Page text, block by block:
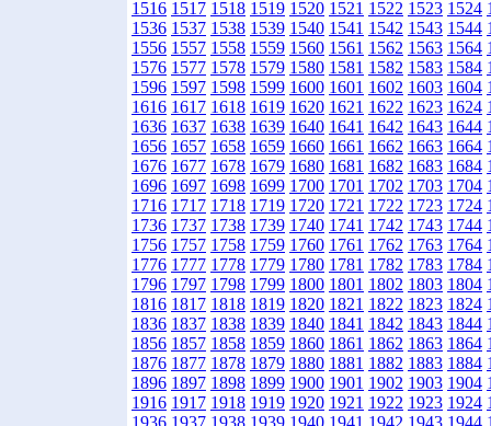
1516 1517 1518 1519 1520 1521 1522 1523 1524
1536 1537 1538 1539 1540 1541 1542 1543 1544
1556 1557 1558 1559 1560 1561 1562 1563 1564
1576 1577 1578 1579 1580 1581 1582 1583 1584
1596 1597 1598 1599 1600 1601 1602 1603 1604
1616 1617 1618 1619 1620 1621 1622 1623 1624
1636 1637 1638 1639 1640 1641 1642 1643 1644
1656 1657 1658 1659 1660 1661 1662 1663 1664
1676 1677 1678 1679 1680 1681 1682 1683 1684
1696 1697 1698 1699 1700 1701 1702 1703 1704
1716 1717 1718 1719 1720 1721 1722 1723 1724
1736 1737 1738 1739 1740 1741 1742 1743 1744
1756 1757 1758 1759 1760 1761 1762 1763 1764
1776 1777 1778 1779 1780 1781 1782 1783 1784
1796 1797 1798 1799 1800 1801 1802 1803 1804
1816 1817 1818 1819 1820 1821 1822 1823 1824
1836 1837 1838 1839 1840 1841 1842 1843 1844
1856 1857 1858 1859 1860 1861 1862 1863 1864
1876 1877 1878 1879 1880 1881 1882 1883 1884
1896 1897 1898 1899 1900 1901 1902 1903 1904
1916 1917 1918 1919 1920 1921 1922 1923 1924
1936 1937 1938 1939 1940 1941 1942 1943 1944